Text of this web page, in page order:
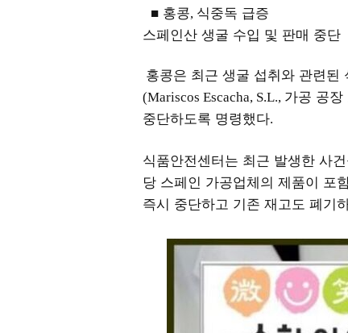
■ 홍콩, 식중독 급증
스페인산 생굴 수입 및 판매 중단
홍콩은 최근 생굴 섭취와 관련
(Mariscos Escacha, S.L., 가공 공장
중단하도록 명령했다.
식품안전센터는 최근 발생한 사
당 스페인 가공업체의 제품이 포
즉시 중단하고 기존 재고도 폐기